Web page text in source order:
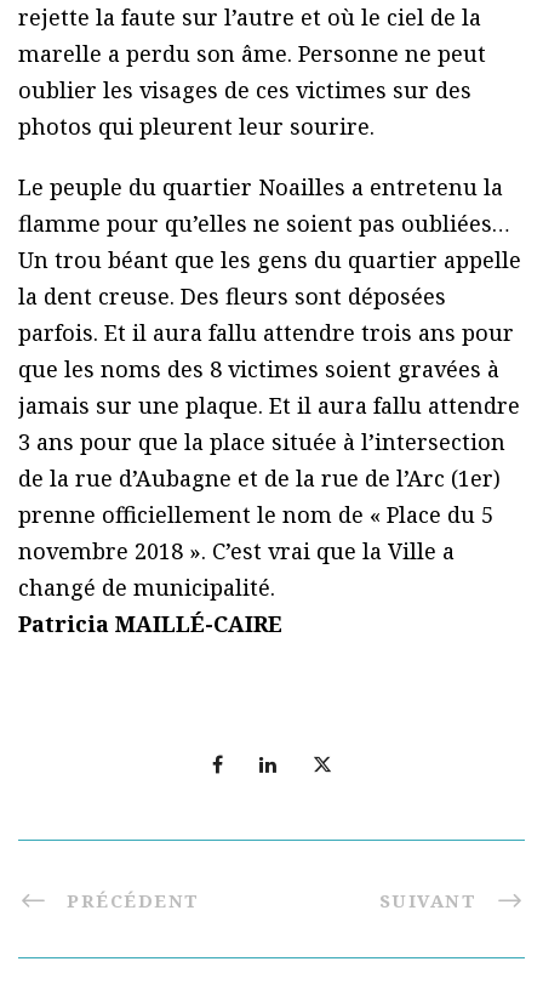
rejette la faute sur l’autre et où le ciel de la
marelle a perdu son âme. Personne ne peut
oublier les visages de ces victimes sur des
photos qui pleurent leur sourire.
Le peuple du quartier Noailles a entretenu la
flamme pour qu’elles ne soient pas oubliées…
Un trou béant que les gens du quartier appelle
la dent creuse. Des fleurs sont déposées
parfois. Et il aura fallu attendre trois ans pour
que les noms des 8 victimes soient gravées à
jamais sur une plaque. Et il aura fallu attendre
3 ans pour que la place située à l’intersection
de la rue d’Aubagne et de la rue de l’Arc (1er)
prenne officiellement le nom de « Place du 5
novembre 2018 ». C’est vrai que la Ville a
changé de municipalité.
Patricia MAILLÉ-CAIRE
PRÉCÉDENT SUIVANT